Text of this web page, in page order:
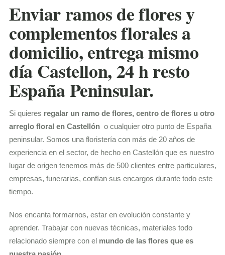
Enviar ramos de flores y
complementos florales a
domicilio, entrega mismo
día Castellon, 24 h resto
España Peninsular.
Si quieres regalar un ramo de flores, centro de flores u otro
arreglo floral en Castellón o cualquier otro punto de España
peninsular. Somos una floristería con más de 20 años de
experiencia en el sector, de hecho en Castellón que es nuestro
lugar de origen tenemos más de 500 clientes entre particulares,
empresas, funerarias, confían sus encargos durante todo este
tiempo.
Nos encanta formarnos, estar en evolución constante y
aprender. Trabajar con nuevas técnicas, materiales todo
relacionado siempre con el mundo de las flores que es